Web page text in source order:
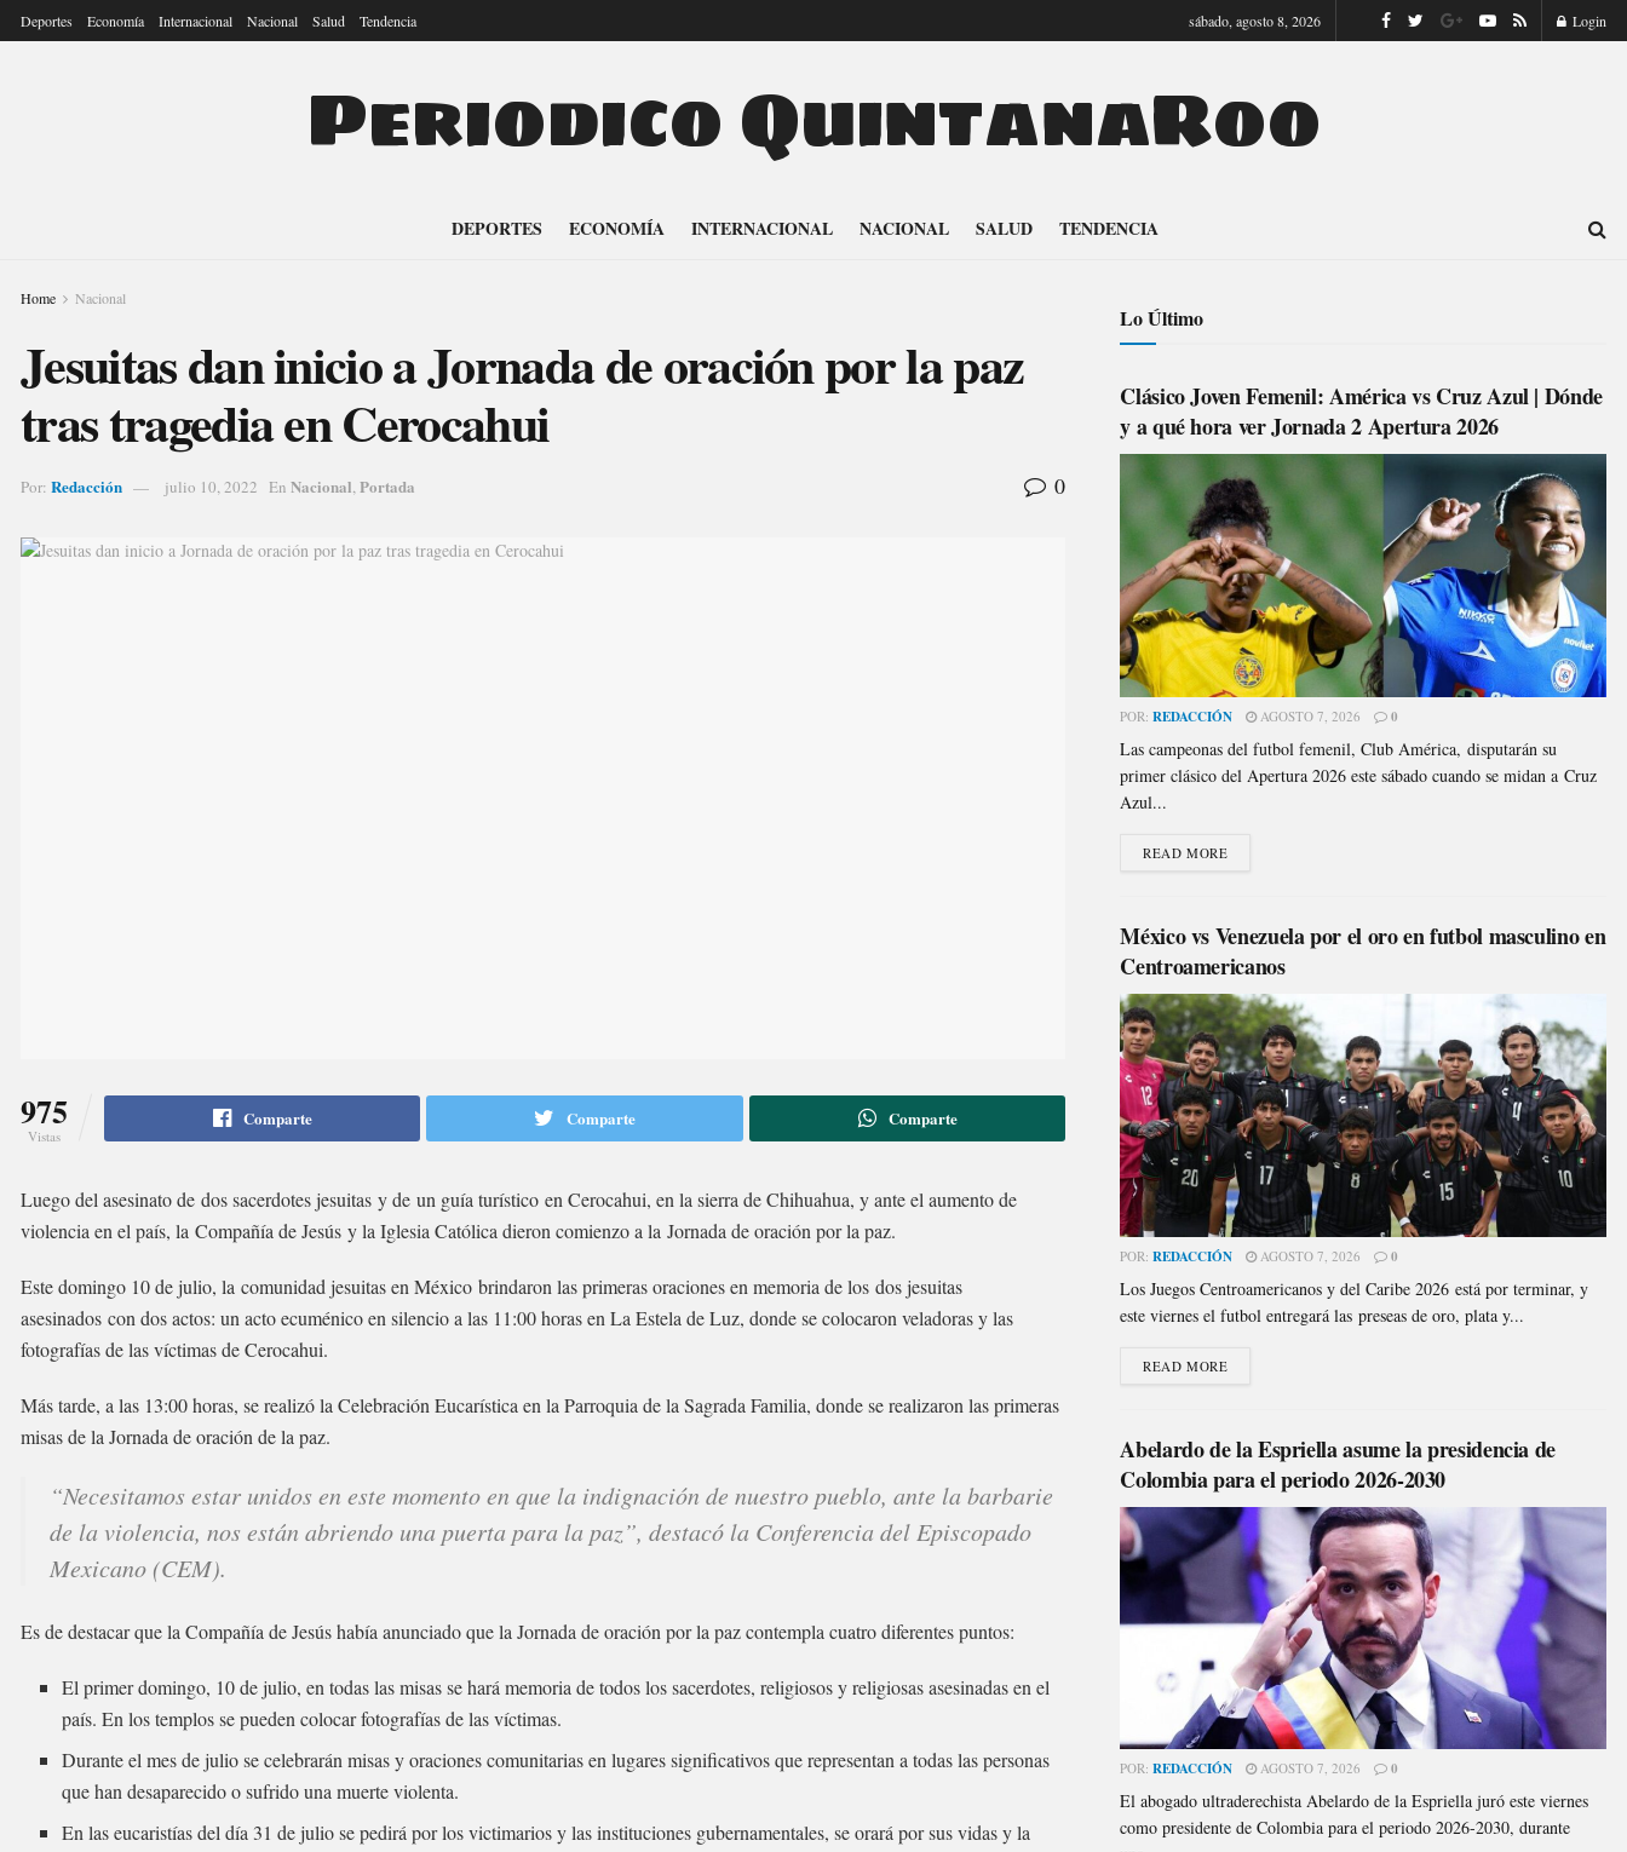
Deportes Economía Internacional Nacional Salud Tendencia sábado, agosto 8, 2026 Login
Periodico QuintanaRoo
DEPORTES ECONOMÍA INTERNACIONAL NACIONAL SALUD TENDENCIA
Home Nacional
Jesuitas dan inicio a Jornada de oración por la paz
tras tragedia en Cerocahui
Por: Redacción julio 10, 2022 En Nacional,Portada 0
975
Vistas
Comparte Comparte Comparte
Luego del asesinato de dos sacerdotes jesuitas y de un guía turístico en Cerocahui, en la sierra de Chihuahua, y ante el aumento de
violencia en el país, la Compañía de Jesús y la Iglesia Católica dieron comienzo a la Jornada de oración por la paz.
Este domingo 10 de julio, la comunidad jesuitas en México brindaron las primeras oraciones en memoria de los dos jesuitas
asesinados con dos actos: un acto ecuménico en silencio a las 11:00 horas en La Estela de Luz, donde se colocaron veladoras y las
fotografías de las víctimas de Cerocahui.
Más tarde, a las 13:00 horas, se realizó la Celebración Eucarística en la Parroquia de la Sagrada Familia, donde se realizaron las primeras
misas de la Jornada de oración de la paz.
“Necesitamos estar unidos en este momento en que la indignación de nuestro pueblo, ante la barbarie
de la violencia, nos están abriendo una puerta para la paz”, destacó la Conferencia del Episcopado
Mexicano (CEM).
Es de destacar que la Compañía de Jesús había anunciado que la Jornada de oración por la paz contempla cuatro diferentes puntos:
El primer domingo, 10 de julio, en todas las misas se hará memoria de todos los sacerdotes, religiosos y religiosas asesinadas en el
país. En los templos se pueden colocar fotografías de las víctimas.
Durante el mes de julio se celebrarán misas y oraciones comunitarias en lugares significativos que representan a todas las personas
que han desaparecido o sufrido una muerte violenta.
En las eucaristías del día 31 de julio se pedirá por los victimarios y las instituciones gubernamentales, se orará por sus vidas y la
Lo Último
Clásico Joven Femenil: América vs Cruz Azul | Dónde
y a qué hora ver Jornada 2 Apertura 2026
POR: REDACCIÓN AGOSTO 7, 2026 0
Las campeonas del futbol femenil, Club América, disputarán su
primer clásico del Apertura 2026 este sábado cuando se midan a Cruz
Azul...
READ MORE
México vs Venezuela por el oro en futbol masculino en
Centroamericanos
POR: REDACCIÓN AGOSTO 7, 2026 0
Los Juegos Centroamericanos y del Caribe 2026 está por terminar, y
este viernes el futbol entregará las preseas de oro, plata y...
READ MORE
Abelardo de la Espriella asume la presidencia de
Colombia para el periodo 2026-2030
POR: REDACCIÓN AGOSTO 7, 2026 0
El abogado ultraderechista Abelardo de la Espriella juró este viernes
como presidente de Colombia para el periodo 2026-2030, durante